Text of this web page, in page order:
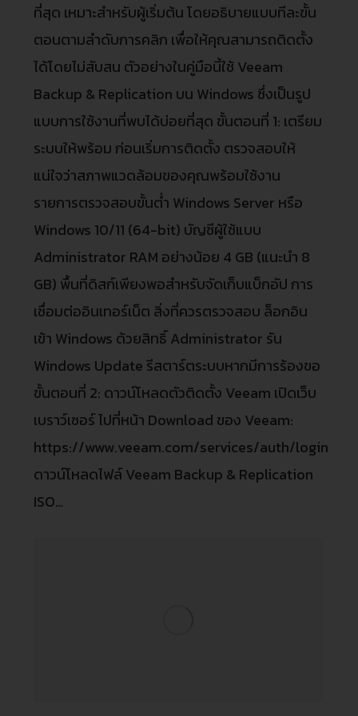
ที่สุด เหมาะสำหรับผู้เริ่มต้น โดยอธิบายแบบทีละขั้น
ตอนตามลำดับการคลิก เพื่อให้คุณสามารถติดตั้ง
ได้โดยไม่สับสน ตัวอย่างในคู่มือนี้ใช้ Veeam
Backup & Replication บน Windows ซึ่งเป็นรูป
แบบการใช้งานที่พบได้บ่อยที่สุด ขั้นตอนที่ 1: เตรียม
ระบบให้พร้อม ก่อนเริ่มการติดตั้ง ตรวจสอบให้
แน่ใจว่าสภาพแวดล้อมของคุณพร้อมใช้งาน
รายการตรวจสอบขั้นต่ำ Windows Server หรือ
Windows 10/11 (64-bit) บัญชีผู้ใช้แบบ
Administrator RAM อย่างน้อย 4 GB (แนะนำ 8
GB) พื้นที่ดิสก์เพียงพอสำหรับจัดเก็บแบ็กอัป การ
เชื่อมต่ออินเทอร์เน็ต สิ่งที่ควรตรวจสอบ ล็อกอิน
เข้า Windows ด้วยสิทธิ์ Administrator รัน
Windows Update รีสตาร์ตระบบหากมีการร้องขอ
ขั้นตอนที่ 2: ดาวน์โหลดตัวติดตั้ง Veeam เปิดเว็บ
เบราว์เซอร์ ไปที่หน้า Download ของ Veeam:
https://www.veeam.com/services/auth/login
ดาวน์โหลดไฟล์ Veeam Backup & Replication
ISO…